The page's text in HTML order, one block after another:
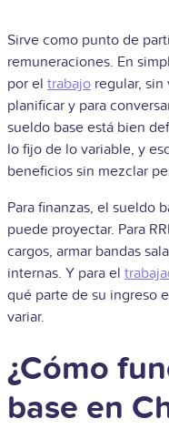
Sirve como punto de
remuneraciones. En
por el trabajo regular, sin
planificar y para
sueldo base está bien
lo fijo de lo variable, y
beneficios sin mezclar
Para finanzas, el sueldo
puede proyectar. Para
cargos, armar bandas
internas. Y para el
qué parte de su ingreso
variar.
¿Cómo
base en